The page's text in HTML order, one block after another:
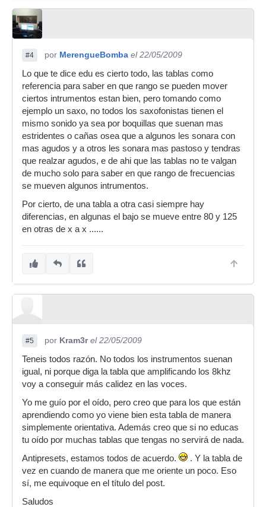
#4 por MerengueBomba el 22/05/2009
Lo que te dice edu es cierto todo, las tablas como
referencia para saber en que rango se pueden mover
ciertos intrumentos estan bien, pero tomando como
ejemplo un saxo, no todos los saxofonistas tienen el
mismo sonido ya sea por boquillas que suenan mas
estridentes o cañas osea que a algunos les sonara con
mas agudos y a otros les sonara mas pastoso y tendras
que realzar agudos, e de ahi que las tablas no te valgan
de mucho solo para saber en que rango de frecuencias
se mueven algunos intrumentos.
Por cierto, de una tabla a otra casi siempre hay
diferencias, en algunas el bajo se mueve entre 80 y 125
en otras de x a x ......
#5 por Kram3r el 22/05/2009
Teneis todos razón. No todos los instrumentos suenan
igual, ni porque diga la tabla que amplificando los 8khz
voy a conseguir más calidez en las voces.
Yo me guío por el oído, pero creo que para los que están
aprendiendo como yo viene bien esta tabla de manera
simplemente orientativa. Además creo que si no educas
tu oído por muchas tablas que tengas no servirá de nada.
Antipresets, estamos todos de acuerdo.
. Y la tabla de
vez en cuando de manera que me oriente un poco. Eso
sí, me equivoque en el título del post.
Saludos